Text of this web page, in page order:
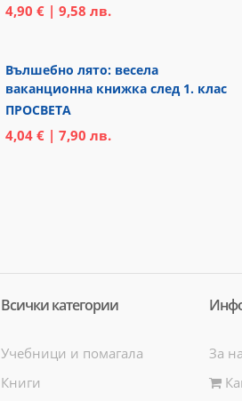
4,90 € | 9,58 лв.
Вълшебно лято: весела
ваканционна книжка след 1. клас
ПРОСВЕТА
4,04 € | 7,90 лв.
Всички категории
Учебници и помагала
Книги
За